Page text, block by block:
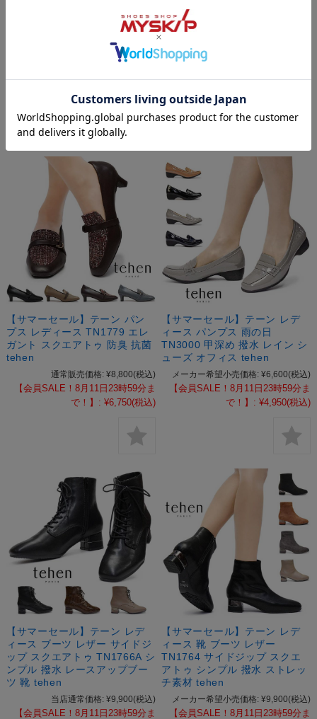
トレッチ 美脚 ヒールパンプス
オフィス シンプル レディース
¥8,800
ーツ レディース TＮ4023 撥水
防菌 防臭 保温 スクエアトゥ シ
ンプル tehen
通常販売価格:
【会員SALE！8月11日23時59分ま
で！】: ¥4,491(税込)
【サマーセール】テーン パン
プス レディース TN1779 エレ
ガント スクエアトゥ 防臭 抗菌
tehen
通常販売価格: ¥8,800(税込)
【会員SALE！8月11日23時59分ま
で！】: ¥6,750(税込)
【サマーセール】テーン レデ
ィース パンプス 雨の日
TN3000 甲深め 撥水 レイン シ
ューズ オフィス tehen
メーカー希望小売価格: ¥6,600(税込)
【会員SALE！8月11日23時59分ま
で！】: ¥4,950(税込)
【サマーセール】テーン レデ
ィース ブーツ レザー サイドジ
ップ スクエアトゥ TN1766A シ
ンプル 撥水 レースアップブー
ツ 靴 tehen
当店通常価格: ¥9,900(税込)
【会員SALE！8月11日23時59分ま
【サマーセール】テーン レデ
ィース 靴 ブーツ レザー
TN1764 サイドジップ スクエ
アトゥ シンプル 撥水 ストレッ
チ素材 tehen
メーカー希望小売価格: ¥9,900(税込)
【会員SALE！8月11日23時59分ま